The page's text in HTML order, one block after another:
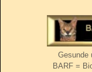
Gesunde
BARF =